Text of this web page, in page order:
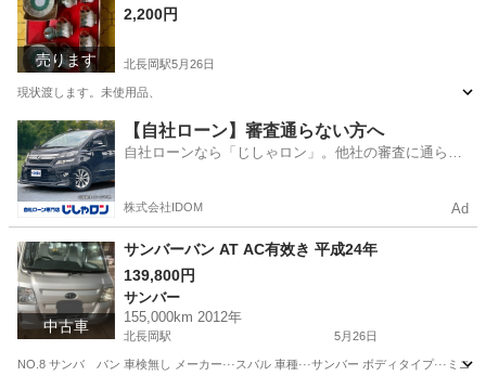
売ります
2,200円
北長岡駅5月26日
現状渡します。未使用品、
新潟 長岡市 北長岡駅 インテリア雑貨/小物 セット
【自社ローン】審査通らない方へ
自社ローンなら「じしゃロン」。他社の審査に通らな
株式会社IDOM Ad
中古車
サンバーバン AT AC有效き 平成24年
139,800円
サンバー
155,000km 2012年
北長岡駅 5月26日
NO.8 サンバ バン 車検無し メーカー···スバル 車種···サンバー ボディタイプ···ミニ